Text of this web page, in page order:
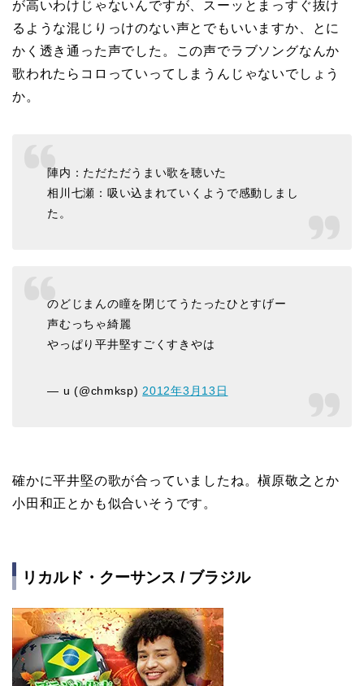
が高いわけじゃないんですが、スーッとまっすぐ抜け
るような混じりっけのない声とでもいいますか、とに
かく透き通った声でした。この声でラブソングなんか
歌われたらコロっていってしまうんじゃないでしょう
か。
陣内：ただただうまい歌を聴いた
相川七瀬：吸い込まれていくようで感動しまし
た。
のどじまんの瞳を閉じてうたったひとすげー
声むっちゃ綺麗
やっぱり平井堅すごくすきやは
— u (@chmksp)2012年3月13日
確かに平井堅の歌が合っていましたね。槇原敬之とか
小田和正とかも似合いそうです。
リカルド・クーサンス / ブラジル